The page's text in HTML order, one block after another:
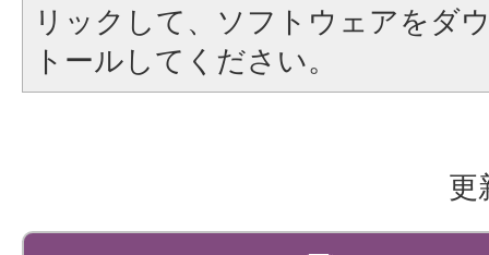
リックして、ソフトウェアをダ
トールしてください。
更